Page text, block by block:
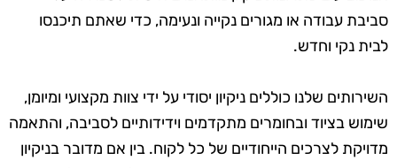
סביבת עבודה או מגורים נקייה ונעימה, כדי שאתם תיכנסו
לבית נקי וחדש.
השירותים שלנו כוללים ניקיון יסודי על ידי צוות מקצועי ומיומן,
שימוש בציוד ובחומרים מתקדמים וידידותיים לסביבה, והתאמה
מדויקת לצרכים הייחודיים של כל לקוח. בין אם מדובר בניקיון